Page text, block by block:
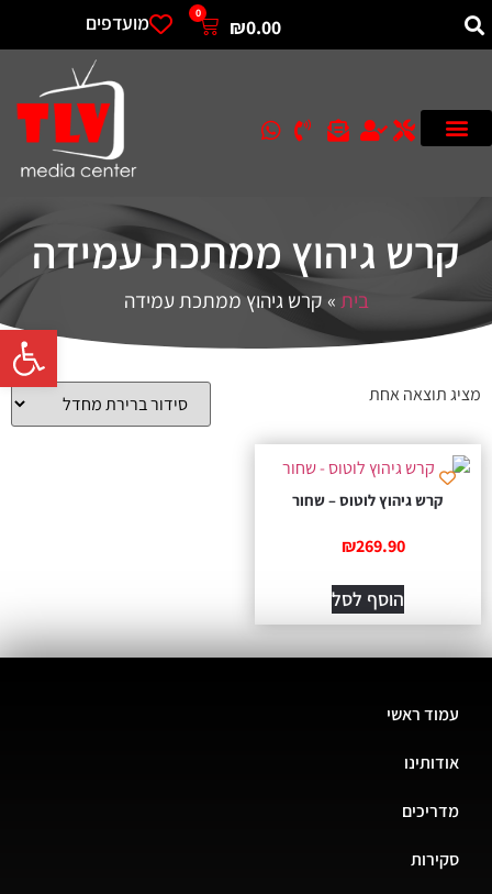
פתח
₪0.00
0 מועדפים
קרש גיהוץ ממתכת עמידה
בית»קרש גיהוץ ממתכת עמידה
מציג תוצאה אחת
קרש גיהוץ לוטוס – שחור
₪269.90
הוסף לסל
עמוד ראשי
אודותינו
מדריכים
סקירות